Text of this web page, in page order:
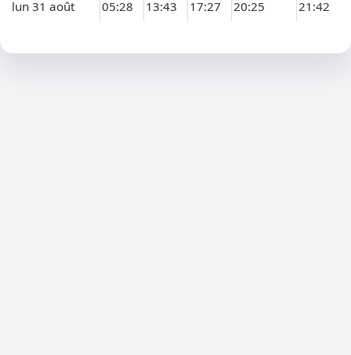
lun 31 août 05:28 13:43 17:27 20:25 21:42